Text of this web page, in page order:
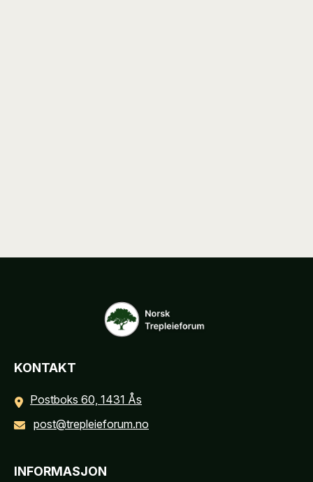
KONTAKT
Postboks 60, 1431 Ås
post@trepleieforum.no
INFORMASJON